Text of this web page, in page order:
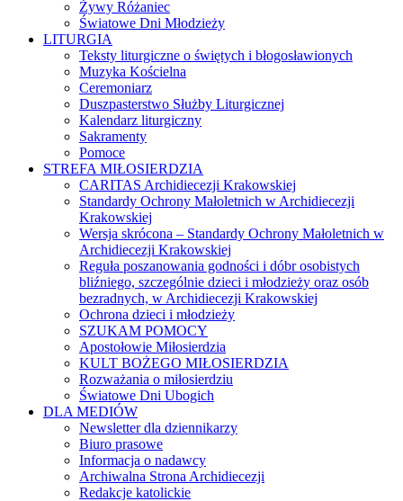
Żywy Różaniec
Światowe Dni Młodzieży
LITURGIA
Teksty liturgiczne o świętych i błogosławionych
Muzyka Kościelna
Ceremoniarz
Duszpasterstwo Służby Liturgicznej
Kalendarz liturgiczny
Sakramenty
Pomoce
STREFA MIŁOSIERDZIA
CARITAS Archidiecezji Krakowskiej
Standardy Ochrony Małoletnich w Archidiecezji
Krakowskiej
Wersja skrócona – Standardy Ochrony Małoletnich w
Archidiecezji Krakowskiej
Reguła poszanowania godności i dóbr osobistych
bliźniego, szczególnie dzieci i młodzieży oraz osób
bezradnych, w Archidiecezji Krakowskiej
Ochrona dzieci i młodzieży
SZUKAM POMOCY
Apostołowie Miłosierdzia
KULT BOŻEGO MIŁOSIERDZIA
Rozważania o miłosierdziu
Światowe Dni Ubogich
DLA MEDIÓW
Newsletter dla dziennikarzy
Biuro prasowe
Informacja o nadawcy
Archiwalna Strona Archidiecezji
Redakcje katolickie